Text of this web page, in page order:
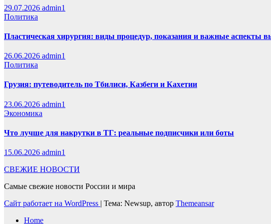
29.07.2026 admin1
Политика
Пластическая хирургия: виды процедур, показания и важные аспекты
26.06.2026 admin1
Политика
Грузия: путеводитель по Тбилиси, Казбеги и Кахетии
23.06.2026 admin1
Экономика
Что лучше для накрутки в ТГ: реальные подписчики или боты
15.06.2026 admin1
СВЕЖИЕ НОВОСТИ
Самые свежие новости России и мира
Сайт работает на WordPress | Тема: Newsup, автор Themeansar
Home